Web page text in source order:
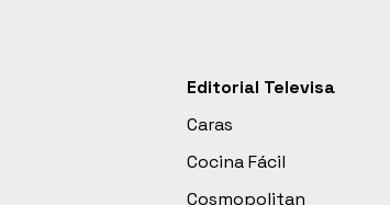
Editorial Televisa
Caras
Cocina Fácil
Cosmopolitan